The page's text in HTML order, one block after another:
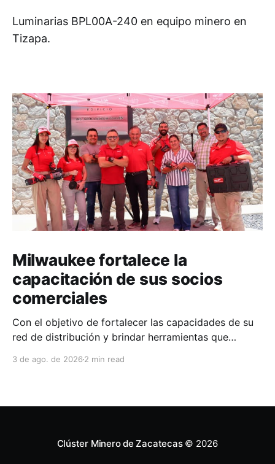
Luminarias BPL00A-240 en equipo minero en
Tizapa.
Milwaukee fortalece la
capacitación de sus socios
comerciales
Con el objetivo de fortalecer las capacidades de su
red de distribución y brindar herramientas que
técnico, Milwaukee llevó a cabo una capacitación
3 de ago. de 2026 2 min read
Clúster Minero de Zacatecas© 2026